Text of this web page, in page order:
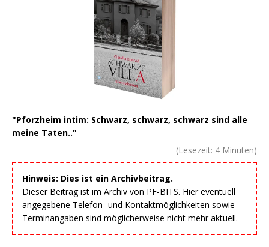
"Pforzheim intim: Schwarz, schwarz, schwarz sind alle
meine Taten.."
(Lesezeit: 4 Minuten)
Hinweis: Dies ist ein Archivbeitrag.
Dieser Beitrag ist im Archiv von PF-BITS. Hier eventuell
angegebene Telefon- und Kontaktmöglichkeiten sowie
Terminangaben sind möglicherweise nicht mehr aktuell.